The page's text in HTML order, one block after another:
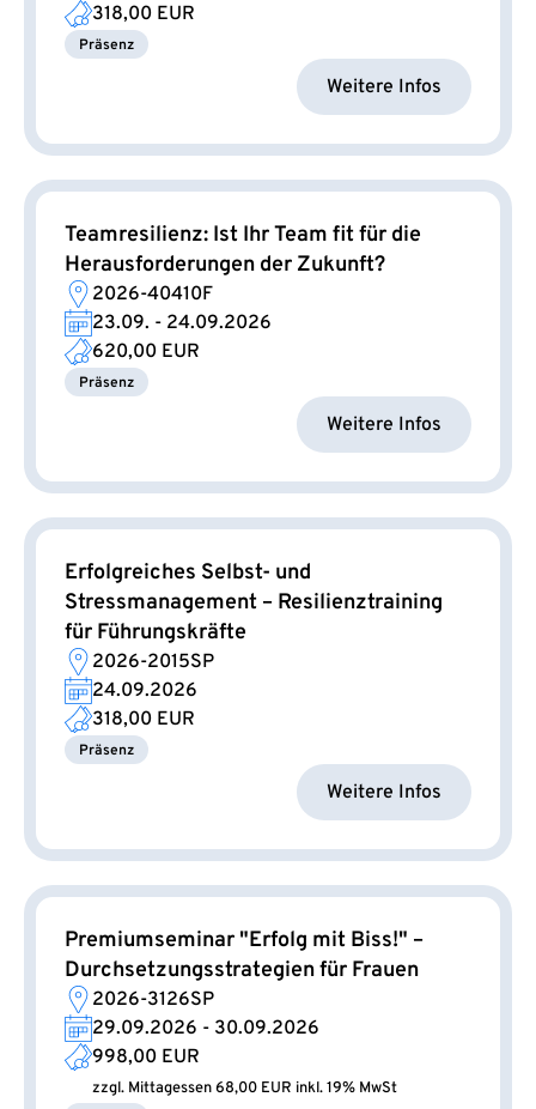
318,00 EUR
Präsenz
Weitere Infos
Teamresilienz: Ist Ihr Team fit für die
Herausforderungen der Zukunft?
2026-40410F
23.09. - 24.09.2026
620,00 EUR
Präsenz
Weitere Infos
Erfolgreiches Selbst- und
Stressmanagement – Resilienztraining
für Führungskräfte
2026-2015SP
24.09.2026
318,00 EUR
Präsenz
Weitere Infos
Premiumseminar "Erfolg mit Biss!" –
Durchsetzungsstrategien für Frauen
2026-3126SP
29.09.2026 - 30.09.2026
998,00 EUR
zzgl. Mittagessen 68,00 EUR inkl. 19% MwSt